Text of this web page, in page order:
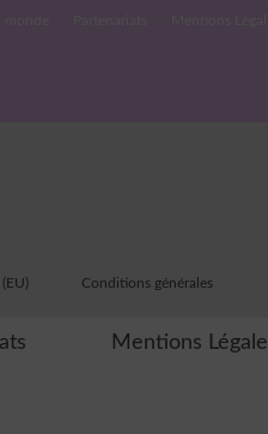
Conditions générales
Mentions